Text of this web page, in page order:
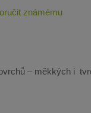
známému
– měkkých i